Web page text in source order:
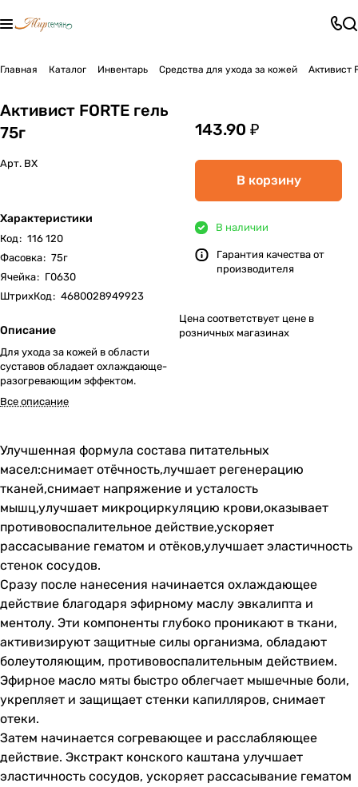
Главная Каталог Инвентарь Средства для ухода за кожей Активист
Активист FORTE гель
75г
Арт. ВХ
Характеристики
Код: 116 120
Фасовка: 75г
Ячейка: Г0630
ШтрихКод: 4680028949923
Описание
Для ухода за кожей в области
суставов обладает охлаждающе-
разогревающим эффектом.
Все описание
143.90 ₽
В корзину
В наличии
Гарантия качества от
производителя
Цена соответствует цене в
розничных магазинах
Улучшенная формула состава питательных
масел:снимает отёчность,лучшает регенерацию
тканей,снимает напряжение и усталость
мышц,улучшает микроциркуляцию крови,оказывает
противовоспалительное действие,ускоряет
рассасывание гематом и отёков,улучшает эластичность
стенок сосудов.
Сразу после нанесения начинается охлаждающее
действие благодаря эфирному маслу эвкалипта и
ментолу. Эти компоненты глубоко проникают в ткани,
активизируют защитные силы организма, обладают
болеутоляющим, противовоспалительным действием.
Эфирное масло мяты быстро облегчает мышечные боли,
укрепляет и защищает стенки капилляров, снимает
отеки.
Затем начинается согревающее и расслабляющее
действие. Экстракт конского каштана улучшает
эластичность сосудов, ускоряет рассасывание гематом